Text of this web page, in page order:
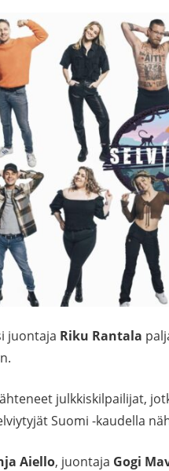
juontaja Riku Rantala
julkkiskilpailijat,
Suomi -kaudella
Aiello, juontaja Gogi